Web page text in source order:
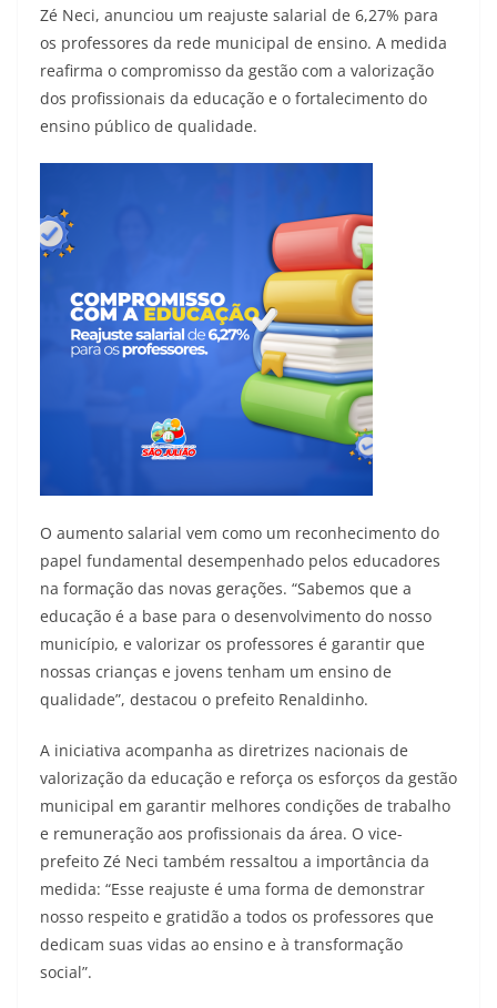
Zé Neci, anunciou um reajuste salarial de 6,27% para
os professores da rede municipal de ensino. A medida
reafirma o compromisso da gestão com a valorização
dos profissionais da educação e o fortalecimento do
ensino público de qualidade.
O aumento salarial vem como um reconhecimento do
papel fundamental desempenhado pelos educadores
na formação das novas gerações. “Sabemos que a
educação é a base para o desenvolvimento do nosso
município, e valorizar os professores é garantir que
nossas crianças e jovens tenham um ensino de
qualidade”, destacou o prefeito Renaldinho.
A iniciativa acompanha as diretrizes nacionais de
valorização da educação e reforça os esforços da gestão
municipal em garantir melhores condições de trabalho
e remuneração aos profissionais da área. O vice-
prefeito Zé Neci também ressaltou a importância da
medida: “Esse reajuste é uma forma de demonstrar
nosso respeito e gratidão a todos os professores que
dedicam suas vidas ao ensino e à transformação
social”.